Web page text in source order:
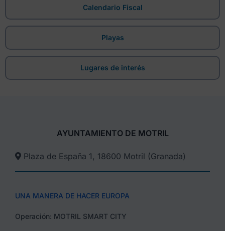
Calendario Fiscal
Playas
Lugares de interés
AYUNTAMIENTO DE MOTRIL
Plaza de España 1, 18600 Motril (Granada)​
UNA MANERA DE HACER EUROPA
Operación: MOTRIL SMART CITY